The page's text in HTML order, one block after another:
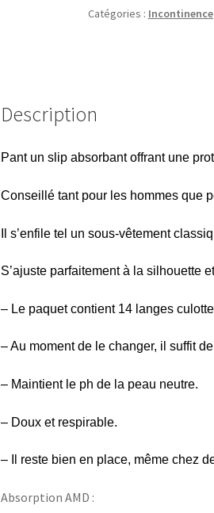
Catégories : Incontinence
Description
Pant un slip absorbant offrant une
Conseillé tant pour les hommes que
Il s’enfile tel un sous-vêtement
S’ajuste parfaitement à la silhouette
– Le paquet contient 14 langes
– Au moment de le changer, il suffit
– Maintient le ph de la peau neutre.
– Doux et respirable.
– Il reste bien en place, même chez
Absorption AMD :